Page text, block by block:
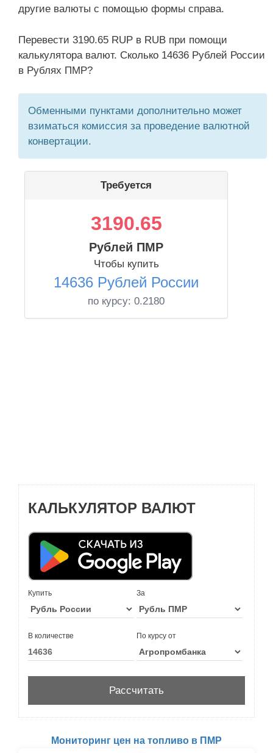
другие валюты с помощью формы справа.
Перевести 3190.65 RUP в RUB при помощи
калькулятора валют. Сколько 14636 Рублей России
в Рублях ПМР?
Обменными пунктами дополнительно может
взиматься комиссия за проведение валютной
конвертации.
Требуется
3190.65
Рублей ПМР
Чтобы купить
14636 Рублей России
по курсу: 0.2180
КАЛЬКУЛЯТОР ВАЛЮТ
Купить За
В количестве По курсу от
Мониторинг цен на топливо в ПМР